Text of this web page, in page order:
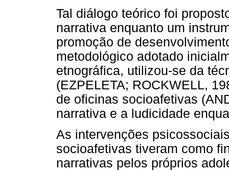
Tal diálogo teórico foi
narrativa enquanto um
promoção de
metodológico adotado
etnográfica, utilizou-se da
(EZPELETA; ROCKWELL,
de oficinas socioafetivas
narrativa e a ludicidade
As intervenções
socioafetivas tiveram como
narrativas pelos próprios